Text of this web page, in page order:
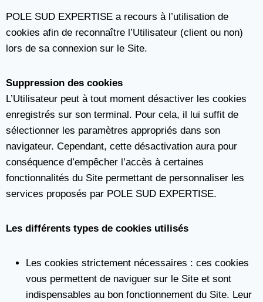
POLE SUD EXPERTISE a recours à l’utilisation de
cookies afin de reconnaître l’Utilisateur (client ou non)
lors de sa connexion sur le Site.
Suppression des cookies
L’Utilisateur peut à tout moment désactiver les cookies
enregistrés sur son terminal. Pour cela, il lui suffit de
sélectionner les paramètres appropriés dans son
navigateur. Cependant, cette désactivation aura pour
conséquence d’empêcher l’accès à certaines
fonctionnalités du Site permettant de personnaliser les
services proposés par POLE SUD EXPERTISE.
Les différents types de cookies utilisés
Les cookies strictement nécessaires : ces cookies
vous permettent de naviguer sur le Site et sont
indispensables au bon fonctionnement du Site. Leur